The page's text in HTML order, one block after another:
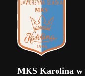
MKS Karolina w